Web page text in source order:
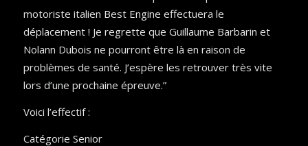
motoriste italien Best Engine effectuera le
déplacement ! Je regrette que Guillaume Barbarin et
Nolann Dubois ne pourront être là en raison de
problèmes de santé. J’espère les retrouver très vite
lors d’une prochaine épreuve.”
Voici l’effectif :
Catégorie Senior